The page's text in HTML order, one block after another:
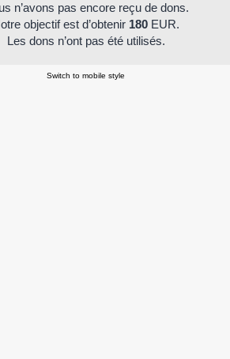
n’avons pas encore reçu de dons.
objectif est d’obtenir 180 EUR.
Les dons n’ont pas été utilisés.
Switch to mobile style